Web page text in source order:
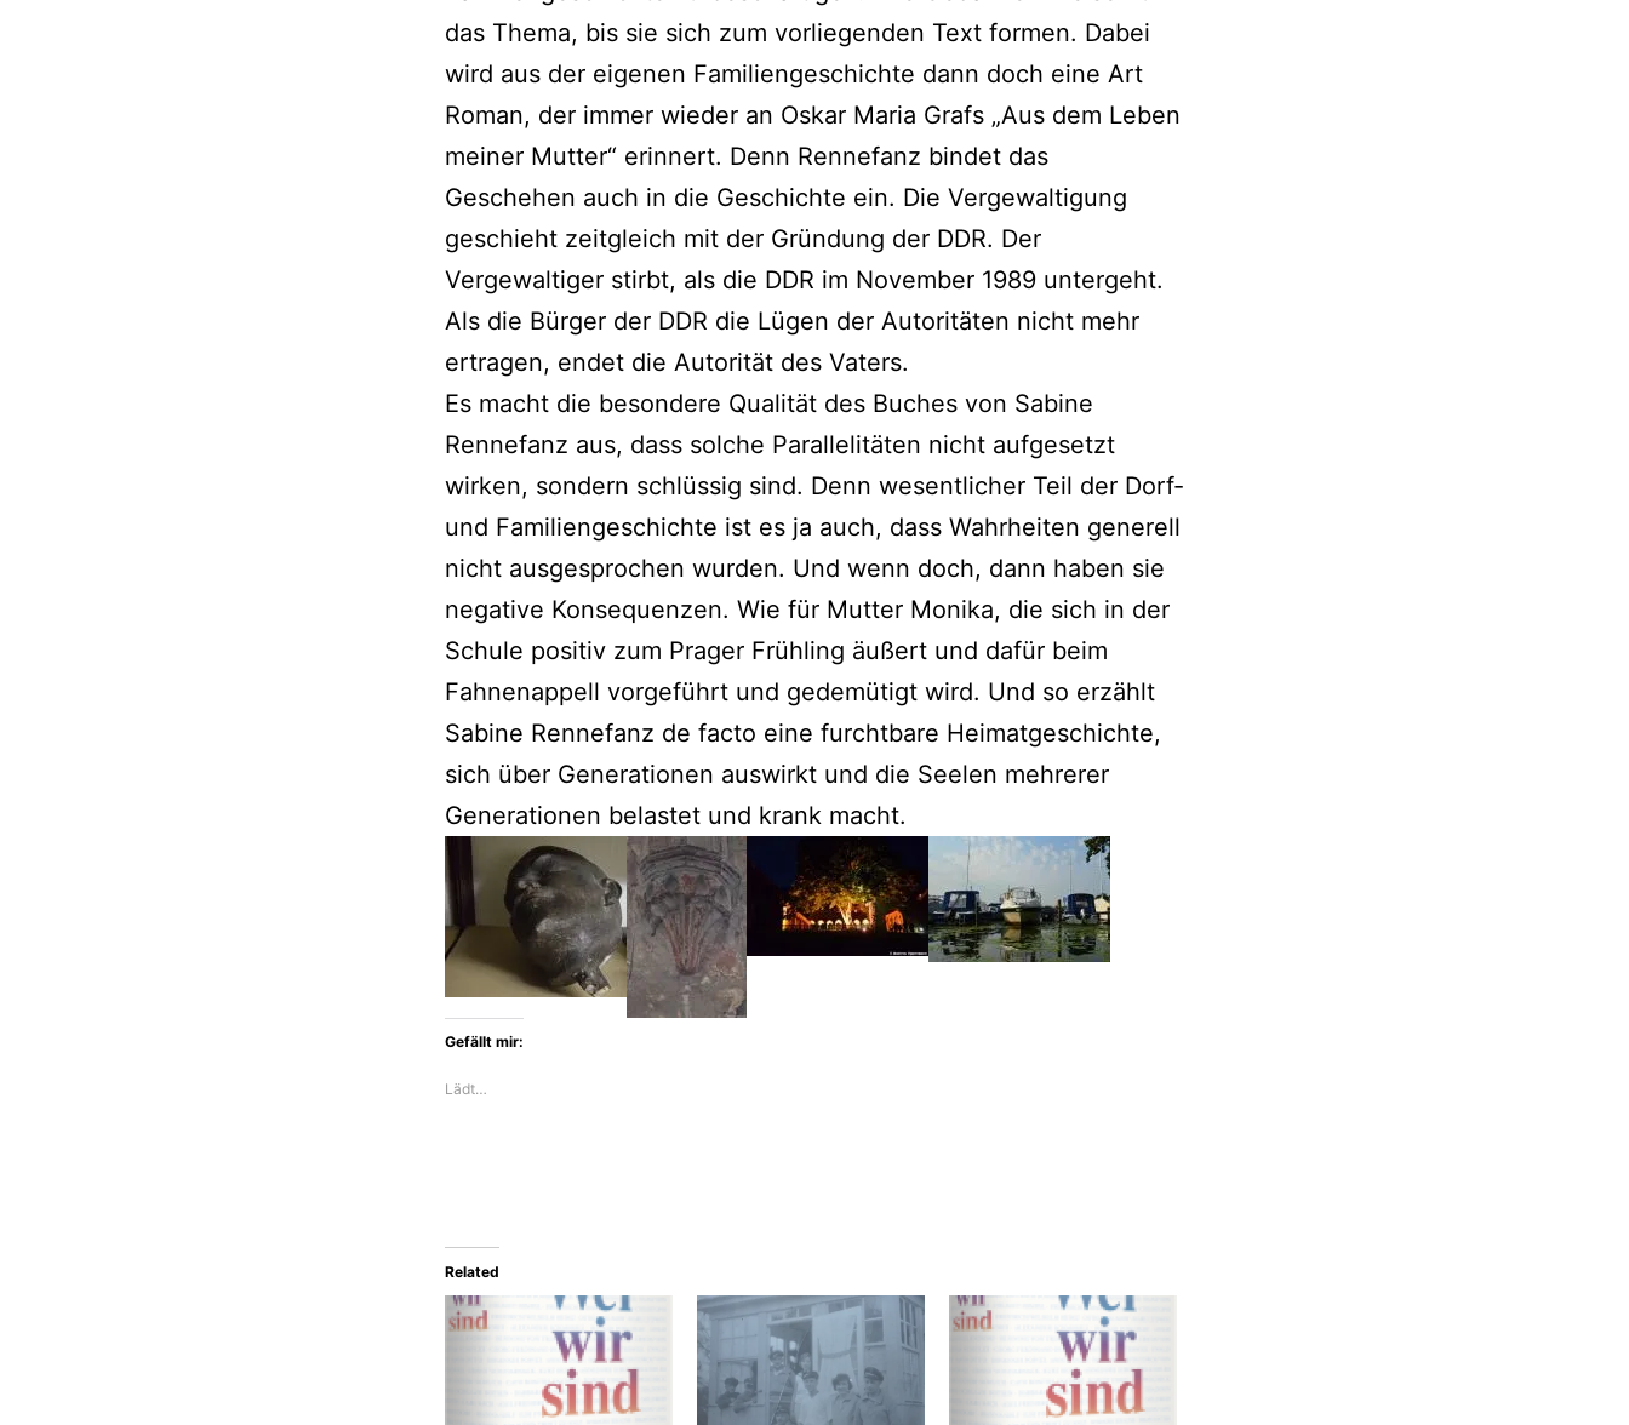
das Thema, bis sie sich zum vorliegenden Text formen. Dabei
wird aus der eigenen Familiengeschichte dann doch eine Art
Roman, der immer wieder an Oskar Maria Grafs „Aus dem Leben
meiner Mutter“ erinnert. Denn Rennefanz bindet das
Geschehen auch in die Geschichte ein. Die Vergewaltigung
geschieht zeitgleich mit der Gründung der DDR. Der
Vergewaltiger stirbt, als die DDR im November 1989 untergeht.
Als die Bürger der DDR die Lügen der Autoritäten nicht mehr
ertragen, endet die Autorität des Vaters.
Es macht die besondere Qualität des Buches von Sabine
Rennefanz aus, dass solche Parallelitäten nicht aufgesetzt
wirken, sondern schlüssig sind. Denn wesentlicher Teil der Dorf-
und Familiengeschichte ist es ja auch, dass Wahrheiten generell
nicht ausgesprochen wurden. Und wenn doch, dann haben sie
negative Konsequenzen. Wie für Mutter Monika, die sich in der
Schule positiv zum Prager Frühling äußert und dafür beim
Fahnenappell vorgeführt und gedemütigt wird. Und so erzählt
Sabine Rennefanz de facto eine furchtbare Heimatgeschichte,
sich über Generationen auswirkt und die Seelen mehrerer
Generationen belastet und krank macht.
Gefällt mir:
Lädt…
Related